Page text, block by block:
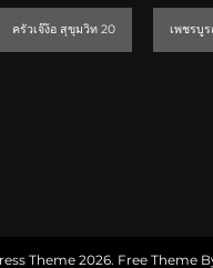
ครัวเจ๊ง้อ สุขุมวิท 20 เพชรบู
Theme 2026. Free Theme